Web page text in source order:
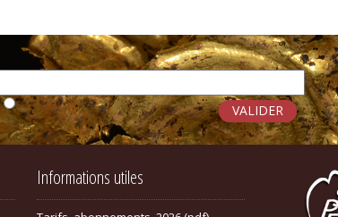
Informations utiles